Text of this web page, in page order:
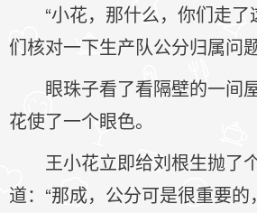
“小花，那什么，你们走
们核对一下生产队公分归属问
眼珠子看了看隔壁的一间
花使了一个眼色。
王小花立即给刘根生抛了
道：“那成，公分可是很重要